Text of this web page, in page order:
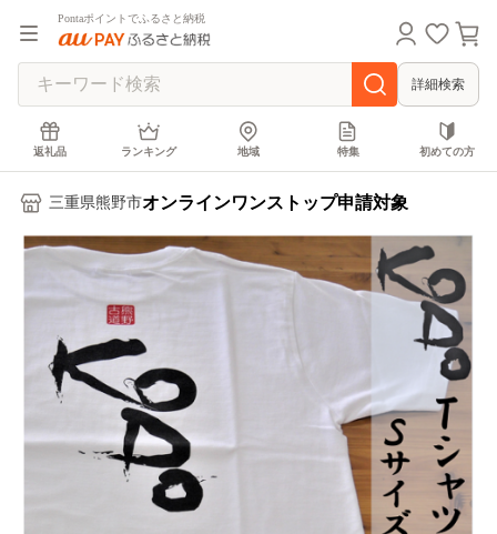
Pontaポイントでふるさと納税
詳細検索
返礼品 ランキング 地域 特集 初めての方
三重県熊野市オンラインワンストップ申請対象